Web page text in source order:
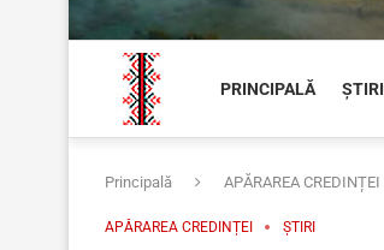
PRINCIPALĂ ȘTIRI
Principală APĂRAREA CREDINȚEI
APĂRAREA CREDINȚEI ȘTIRI